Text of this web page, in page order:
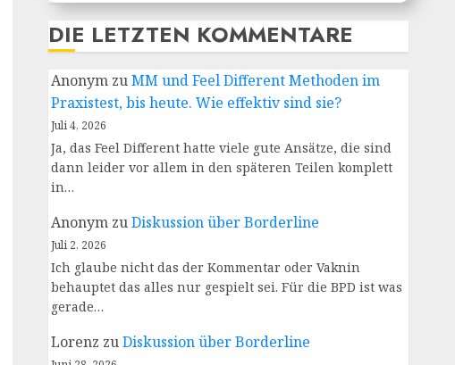
DIE LETZTEN KOMMENTARE
AnonymzuMM und Feel Different Methoden im
Praxistest, bis heute. Wie effektiv sind sie?
Juli 4, 2026
Ja, das Feel Different hatte viele gute Ansätze, die sind
dann leider vor allem in den späteren Teilen komplett
in…
AnonymzuDiskussion über Borderline
Juli 2, 2026
Ich glaube nicht das der Kommentar oder Vaknin
behauptet das alles nur gespielt sei. Für die BPD ist was
gerade…
Lorenz zuDiskussion über Borderline